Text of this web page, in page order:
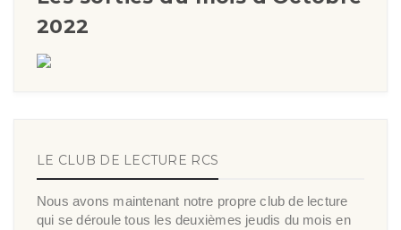
2022
LE CLUB DE LECTURE RCS
Nous avons maintenant notre propre club de lecture
qui se déroule tous les deuxièmes jeudis du mois en